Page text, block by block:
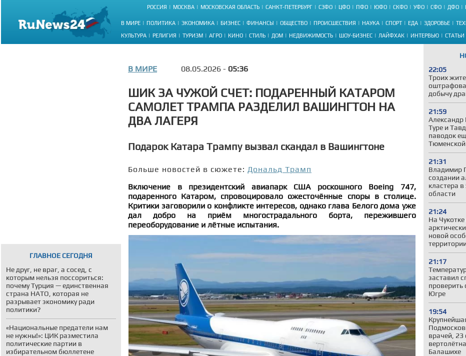
РОССИЯ МОСКВА МОСКОВСКАЯ ОБЛАСТЬ САНКТ-ПЕТЕРБУРГ СЗФО ЦФО ПФО ЮФО СКФО УФО СФО ДФО
В МИРЕ ПОЛИТИКА ЭКОНОМИКА БИЗНЕС ФИНАНСЫ ОБЩЕСТВО ПРОИСШЕСТВИЯ НАУКА СПОРТ ЕДА ЗДОРОВЬЕ
КУЛЬТУРА РЕЛИГИЯ ТУРИЗМ АГРО КИНО СТИЛЬ ДОМ НЕДВИЖИМОСТЬ ШОУ-БИЗНЕС ЛАЙФХАК ИНТЕРВЬЮ СТАТЬИ
ГЛАВНОЕ СЕГОДНЯ
Не друг, не враг, а сосед, с
которым нельзя поссориться:
почему Турция — единственная
страна НАТО, которая не
разрывает экономику ради
политики?
«Национальные предатели нам
не нужны!»: ЦИК разместила
политические партии в
избирательном бюллетене
22:05
Троих
добычу
21:59
Александр
Туре и
паводок
21:31
Владимир
создании
кластера
области
21:24
На
новой
21:17
заставил
проверить
Югре
19:54
врачей, 23
Балашихе
В МИРЕ 08.05.2026 - 05:36
ШИК ЗА ЧУЖОЙ СЧЕТ: ПОДАРЕННЫЙ КАТАРОМ
САМОЛЕТ ТРАМПА РАЗДЕЛИЛ ВАШИНГТОН НА
ДВА ЛАГЕРЯ
Подарок Катара Трампу вызвал скандал в Вашингтоне
Больше новостей в сюжете: Дональд Трамп
Включение в президентский авиапарк США роскошного Boeing 747,
подаренного Катаром, спровоцировало ожесточённые споры в столице.
Критики заговорили о конфликте интересов, однако глава Белого дома уже
дал добро на приём многострадального борта, пережившего
переоборудование и лётные испытания.